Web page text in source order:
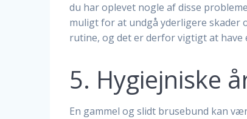
du har oplevet nogle af disse
muligt for at undgå yderligere skader
rutine, og det er derfor vigtigt at
5. Hygiejniske
En gammel og slidt brusebund kan